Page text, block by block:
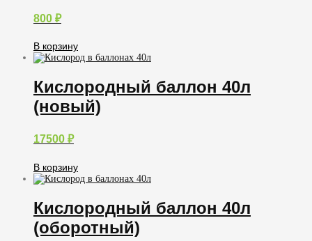
800 ₽
В корзину
Кислородный баллон 40л
(новый)
17500 ₽
В корзину
Кислородный баллон 40л
(оборотный)